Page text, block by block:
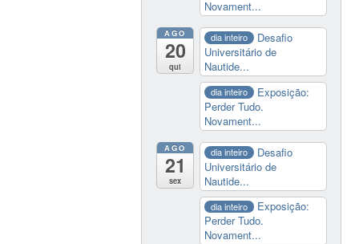
Novament...
AGO
20
qui
dia inteiro
Desafio
Universitário de
Nautide...
dia inteiro
Exposição:
Perder Tudo.
Novament...
AGO
21
sex
dia inteiro
Desafio
Universitário de
Nautide...
dia inteiro
Exposição:
Perder Tudo.
Novament...